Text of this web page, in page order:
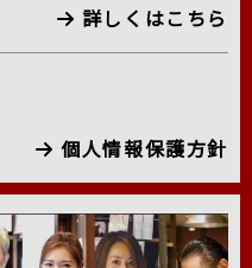
詳しくはこちら
個人情報保護方針